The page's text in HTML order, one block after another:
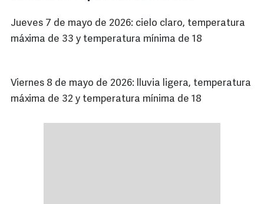
Jueves 7 de mayo de 2026: cielo claro, temperatura
máxima de 33 y temperatura mínima de 18
Viernes 8 de mayo de 2026: lluvia ligera, temperatura
máxima de 32 y temperatura mínima de 18